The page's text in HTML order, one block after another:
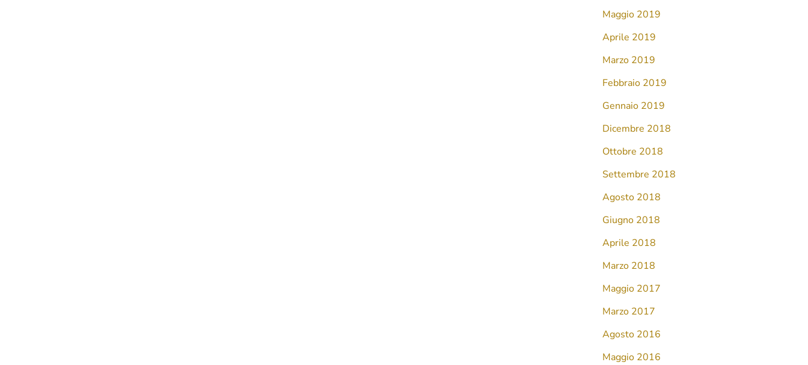
Maggio 2019
Aprile 2019
Marzo 2019
Febbraio 2019
Gennaio 2019
Dicembre 2018
Ottobre 2018
Settembre 2018
Agosto 2018
Giugno 2018
Aprile 2018
Marzo 2018
Maggio 2017
Marzo 2017
Agosto 2016
Maggio 2016